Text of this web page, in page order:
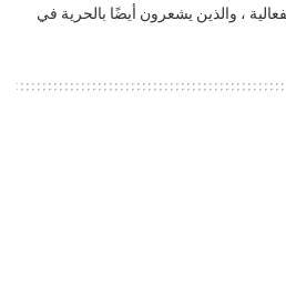
، والذين يشعرون أيضًا بالحرية في